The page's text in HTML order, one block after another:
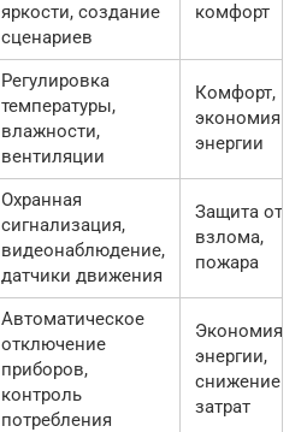
яркости, создание
сценариев
комфорт
Регулировка
температуры,
влажности,
вентиляции
Комфорт,
экономия
энергии
Охранная
сигнализация,
видеонаблюдение,
датчики движения
Защита от
взлома,
пожара
Автоматическое
отключение
приборов,
контроль
потребления
Экономия
энергии,
снижение
затрат